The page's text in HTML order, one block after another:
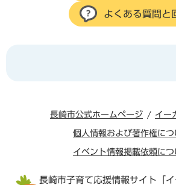
よくある質問と
長崎市公式ホームページ イー
個人情報および著作権につ
イベント情報掲載依頼につ
長崎市子育て応援情報サイト「イ